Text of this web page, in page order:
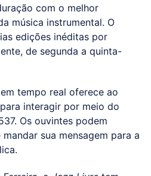
com o melhor
música instrumental. O
edições inéditas por
de segunda a quinta-
tempo real oferece ao
interagir por meio do
Os ouvintes podem
sua mensagem para a